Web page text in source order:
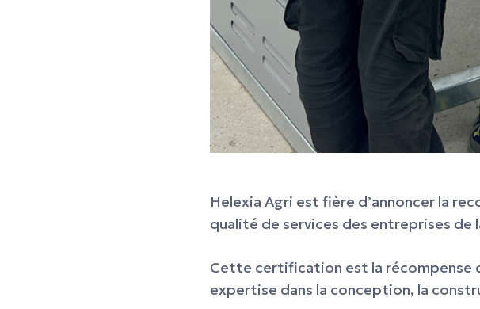
Helexia Agri est fière d’annoncer la
qualité de services des entreprises
Cette certification est la récompense
expertise dans la conception, la